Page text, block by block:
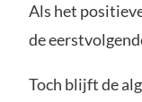
Als het
de
Toch blijft de